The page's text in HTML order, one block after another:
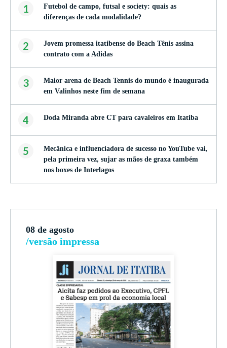
1
Futebol de campo, futsal e society: quais as
diferenças de cada modalidade?
2
Jovem promessa itatibense do Beach Tênis assina
contrato com a Adidas
3
Maior arena de Beach Tennis do mundo é inaugurada
em Valinhos neste fim de semana
4 Doda Miranda abre CT para cavaleiros em Itatiba
5
Mecânica e influenciadora de sucesso no YouTube vai,
pela primeira vez, sujar as mãos de graxa também
nos boxes de Interlagos
08 de agosto
/versão impressa